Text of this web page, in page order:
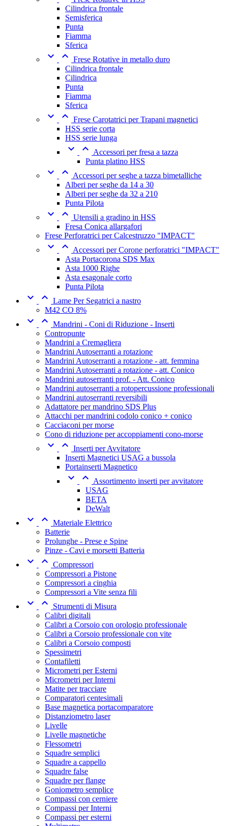
Cilindrica frontale
Semisferica
Punta
Fiamma
Sferica
  Frese Rotative in metallo duro
Cilindrica frontale
Cilindrica
Punta
Fiamma
Sferica
  Frese Carotatrici per Trapani magnetici
HSS serie corta
HSS serie lunga
  Accessori per fresa a tazza
Punta platino HSS
  Accessori per seghe a tazza bimetalliche
Alberi per seghe da 14 a 30
Alberi per seghe da 32 a 210
Punta Pilota
  Utensili a gradino in HSS
Fresa Conica allargafori
Frese Perforatrici per Calcestruzzo "IMPACT"
  Accessori per Corone perforatrici "IMPACT"
Asta Portacorona SDS Max
Asta 1000 Righe
Asta esagonale corto
Punta Pilota
  Lame Per Segatrici a nastro
M42 CO 8%
  Mandrini - Coni di Riduzione - Inserti
Contropunte
Mandrini a Cremagliera
Mandrini Autoserranti a rotazione
Mandrini Autoserranti a rotazione - att. femmina
Mandrini Autoserranti a rotazione - att. Conico
Mandrini autoserranti prof. - Att. Conico
Mandrini autoserranti a rotopercussione professionali
Mandrini autoserranti reversibili
Adattatore per mandrino SDS Plus
Attacchi per mandrini codolo conico + conico
Cacciaconi per morse
Cono di riduzione per accoppiamenti cono-morse
  Inserti per Avvitatore
Inserti Magnetici USAG a bussola
Portainserti Magnetico
  Assortimento inserti per avvitatore
USAG
BETA
DeWalt
  Materiale Elettrico
Batterie
Prolunghe - Prese e Spine
Pinze - Cavi e morsetti Batteria
  Compressori
Compressori a Pistone
Compressori a cinghia
Compressori a Vite senza fili
 
Strumenti di Misura
Calibri digitali
Calibri a Corsoio con orologio professionale
Calibri a Corsoio professionale con vite
Calibri a Corsoio composti
Spessimetri
Contafiletti
Micrometri per Esterni
Micrometri per Interni
Matite per tracciare
Comparatori centesimali
Base magnetica portacomparatore
Distanziometro laser
Livelle
Livelle magnetiche
Flessometri
Squadre semplici
Squadre a cappello
Squadre false
Squadre per flange
Goniometro semplice
Compassi con cerniere
Compassi per Interni
Compassi per esterni